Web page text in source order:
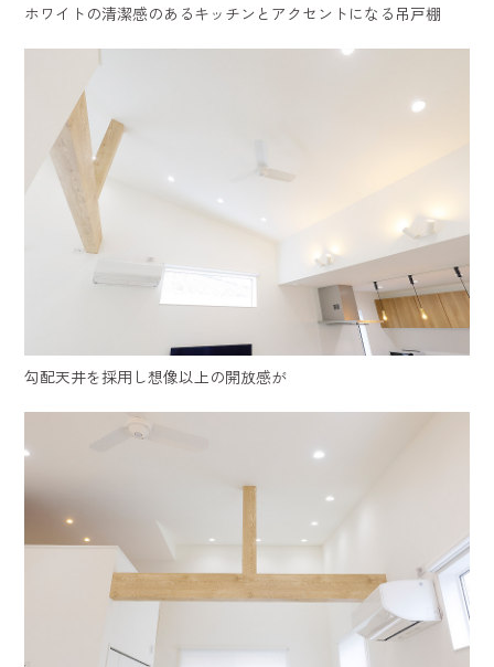
ホワイトの清潔感のあるキッチンとアクセントになる吊戸棚
勾配天井を採用し想像以上の開放感が